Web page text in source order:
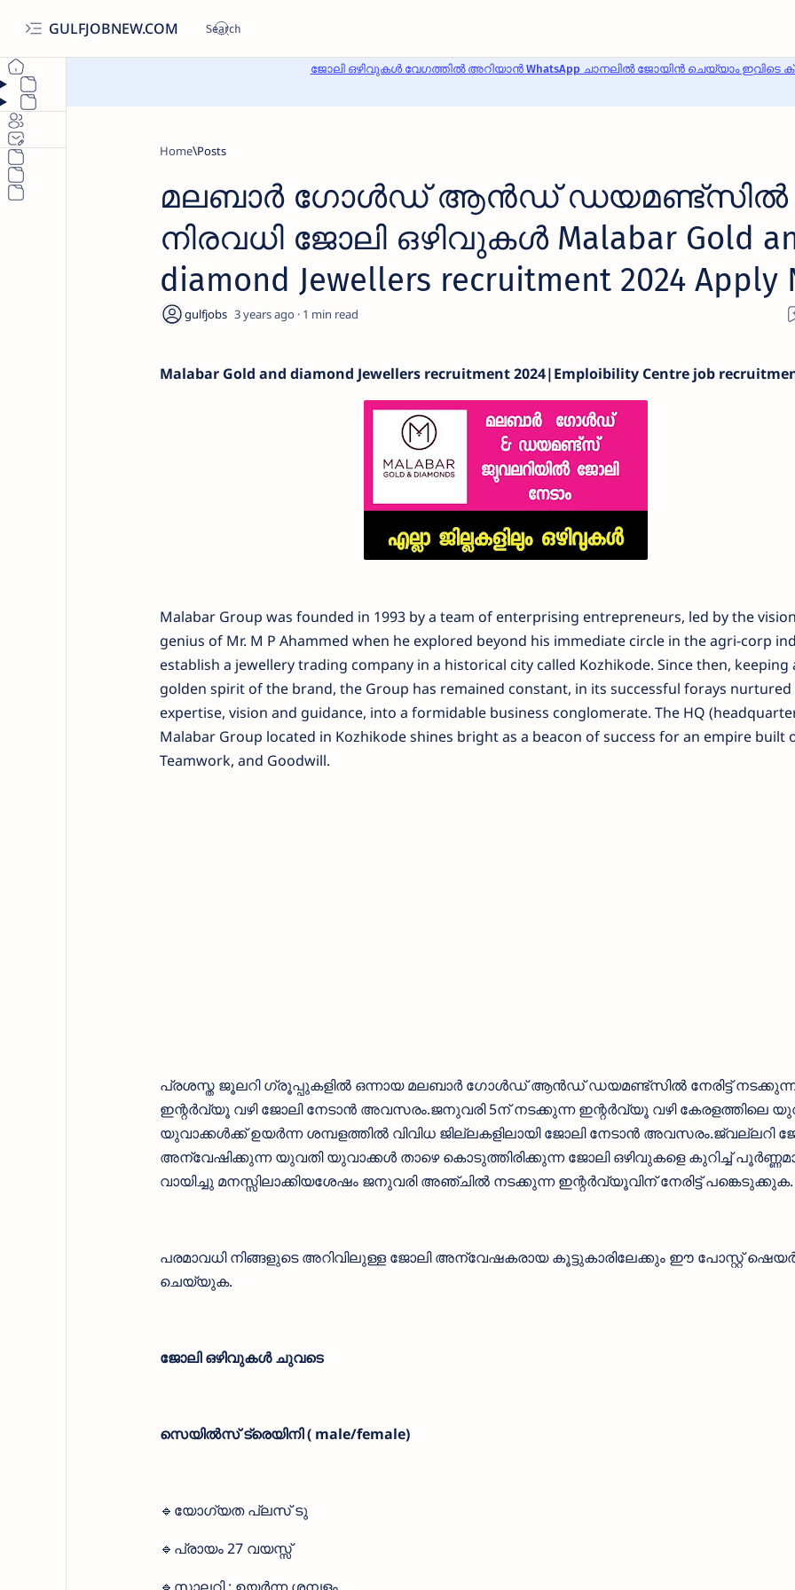
GULFJOBNEW.COM
ജോലി ഒഴിവുകൾ വേഗത്തിൽ അറിയാൻ WhatsApp ചാനലിൽ ജോയിൻ ചെയ്യാം ഇവിടെ
Home
മലബാർ ഗോൾഡ് ആൻഡ് ഡയമണ്ട്സിൽ
നിരവധി ജോലി ഒഴിവുകൾ Malabar Gold
diamond Jewellers recruitment 2024 Apply
3 years ago 1
Malabar Gold and diamond Jewellers recruitment 2024|Emploibility Centre job
Malabar Group was founded in 1993 by a team of enterprising entrepreneurs, led by the
genius of Mr. M P Ahammed when he explored beyond his immediate circle in the agri-corp
establish a jewellery trading company in a historical city called Kozhikode. Since then, keeping
golden spirit of the brand, the Group has remained constant, in its successful forays nurtured
expertise, vision and guidance, into a formidable business conglomerate. The HQ
Malabar Group located in Kozhikode shines bright as a beacon of success for an empire built
Teamwork, and Goodwill.
പ്രശസ്ത ജൂലറി ഗ്രൂപ്പുകളിൽ ഒന്നായ മലബാർ ഗോൾഡ് ആൻഡ് ഡയമണ്ട്സിൽ നേരിട്ട്
ഇന്റർവ്യൂ വഴി ജോലി നേടാൻ അവസരം.ജനുവരി 5ന് നടക്കുന്ന ഇന്റർവ്യൂ വഴി കേരളത്തിലെ
യുവാക്കൾക്ക് ഉയർന്ന ശമ്പളത്തിൽ വിവിധ ജില്ലകളിലായി ജോലി നേടാൻ അവസരം.ജ്വല്ലറി
അന്വേഷിക്കുന്ന യുവതി യുവാക്കൾ താഴെ കൊടുത്തിരിക്കുന്ന ജോലി ഒഴിവുകളെ കുറിച്ച്
വായിച്ചു മനസ്സിലാക്കിയശേഷം ജനുവരി അഞ്ചിൽ നടക്കുന്ന ഇന്റർവ്യൂവിന് നേരിട്ട് പങ്കെടുക്കുക.
പരമാവധി നിങ്ങളുടെ അറിവിലുള്ള ജോലി അന്വേഷകരായ കൂട്ടുകാരിലേക്കും ഈ പോസ്റ്റ്
ചെയ്യുക.
ജോലി ഒഴിവുകൾ ചുവടെ
സെയിൽസ് ട്രെയിനി ( male/female)
🔹യോഗ്യത പ്ലസ് ടു
🔹പ്രായം 27 വയസ്സ്